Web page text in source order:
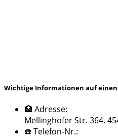
Wichtige Informationen auf
🏥 Adresse:
Mellinghofer Str. 364,
☎️ Telefon-Nr.: